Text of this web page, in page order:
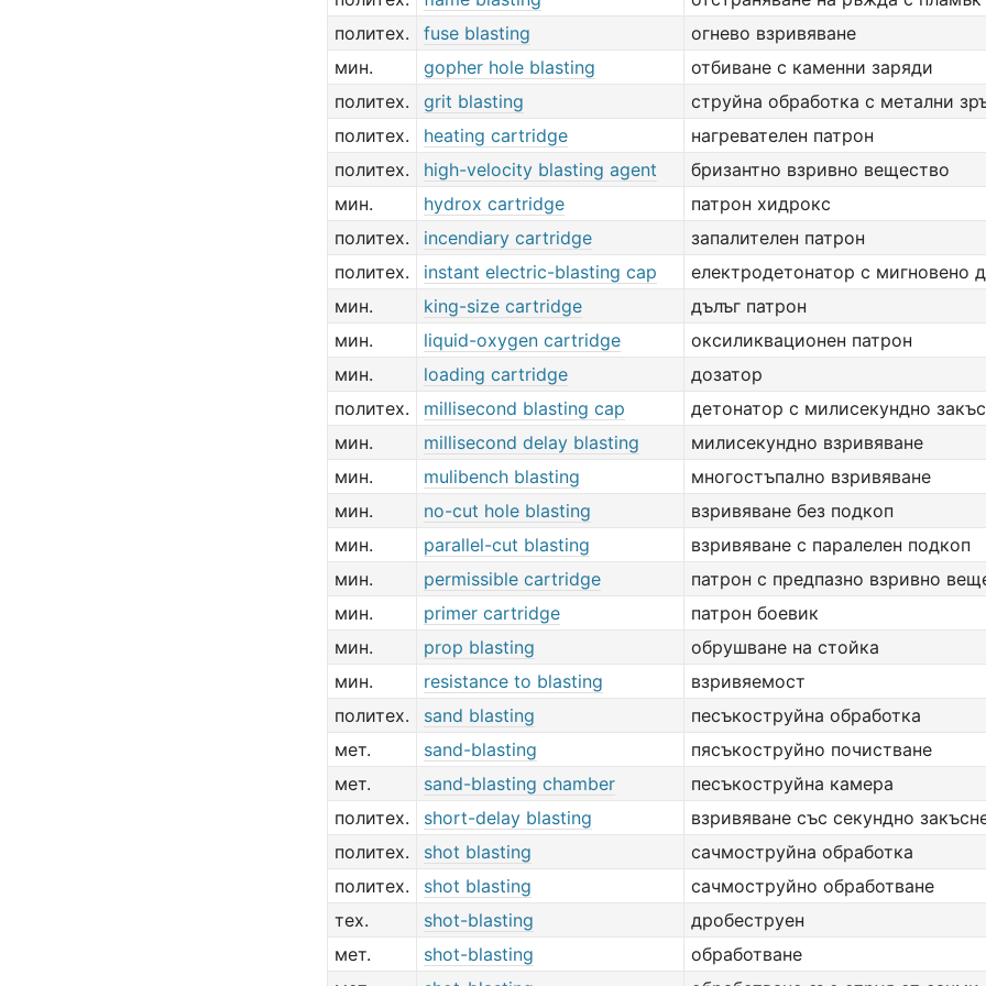
политех.
fuse blasting
огнево взривяване
мин.
gopher hole blasting
отбиване с каменни заряди
политех.
grit blasting
струйна обработка с метални
политех.
heating cartridge
нагревателен патрон
политех.
high-velocity blasting agent
бризантно взривно вещество
мин.
hydrox cartridge
патрон хидрокс
политех.
incendiary cartridge
запалителен патрон
политех.
instant electric-blasting cap
електродетонатор с мигновено
мин.
king-size cartridge
дълъг патрон
мин.
liquid-oxygen cartridge
оксиликвационен патрон
мин.
loading cartridge
дозатор
политех.
millisecond blasting cap
детонатор с милисекундно
мин.
millisecond delay blasting
милисекундно взривяване
мин.
mulibench blasting
многостъпално взривяване
мин.
no-cut hole blasting
взривяване без подкоп
мин.
parallel-cut blasting
взривяване с паралелен подкоп
мин.
permissible cartridge
патрон с предпазно взривно
мин.
primer cartridge
патрон боевик
мин.
prop blasting
обрушване на стойка
мин.
resistance to blasting
взривяемост
политех.
sand blasting
песъкоструйна обработка
мет.
sand-blasting
пясъкоструйно почистване
мет.
sand-blasting chamber
песъкоструйна камера
политех.
short-delay blasting
взривяване със секундно
политех.
shot blasting
сачмоструйна обработка
политех.
shot blasting
сачмоструйно обработване
тех.
shot-blasting
дробеструен
мет.
shot-blasting
обработване